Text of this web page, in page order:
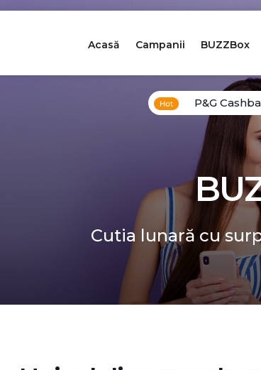
Acasă Campanii BUZZBox
P&G
Cutia lunară cu